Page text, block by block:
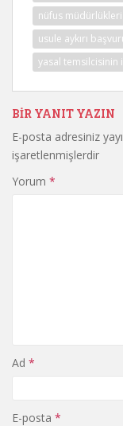
nüfus
usule aykırı
yasal temsilcisinin
BIR YANIT YAZIN
E-posta adresiniz
işaretlenmişlerdir
Yorum *
Ad *
E-posta *